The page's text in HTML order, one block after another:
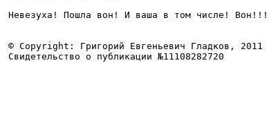
Невезуха! Пошла вон! И ваша в том числе! Вон!!!
© Copyright: Григорий Евгеньевич Гладков, 2011